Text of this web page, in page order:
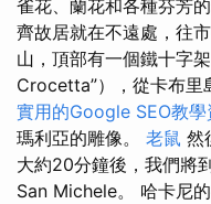
雀花、蘭花和各種芬芳
齊故居就在不遠處，往
山，頂部有一個鐵十字
Crocetta”），從卡布里
實用的Google SEO教學
瑪利亞的雕像。 老鼠 然
大約20分鐘後，我們將
San Michele。 哈卡尼